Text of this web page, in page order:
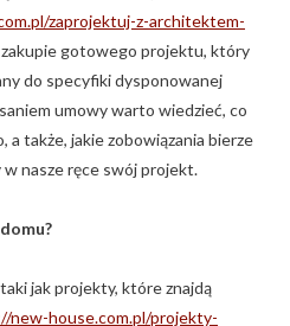
zaprojektuj-z-architektem-
zakupie gotowego projektu, który
do specyfiki dysponowanej
umowy warto wiedzieć, co
a także, jakie zobowiązania bierze
nasze ręce swój projekt.
jak projekty, które znajdą
new-house.com.pl/projekty-